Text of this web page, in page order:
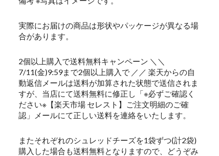
実際にお届けの商品は形状やパッケージが異なる場
合があります。
2個以上購入で送料無料キャンペーン ＼＼
7/11(金)9:59まで2個以上購入で ／／ 楽天からの自
動返信メールは送料が加算された状態で送信されま
すが、当店にて送料無料に修正し「※必ずご確認く
ださい※【楽天市場 セレスト】ご注文明細のご確
認」メールにて正しい送料を連絡をいたします。
またそれぞれのシュレッドチーズを1袋ずつ(計2袋)
購入した場合も送料無料となりますので、どうぞみ